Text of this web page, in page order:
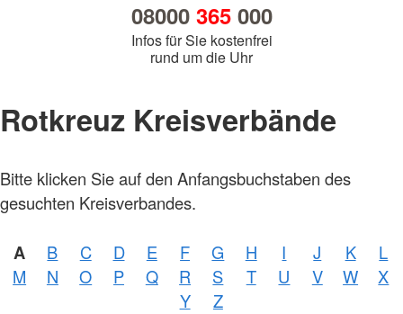
08000 365000
Infos für Sie kostenfrei
rund um die Uhr
Rotkreuz Kreisverbände
Bitte klicken Sie auf den Anfangsbuchstaben des
gesuchten Kreisverbandes.
A B C D E F G H I J K
L
M
N O P Q R S T U V W
X
Y
Z